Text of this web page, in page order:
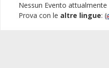
Nessun Evento attualmente
Prova con le altre lingue: (